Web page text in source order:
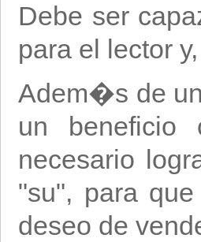
Debe ser
para el lector
Adem�s de
un beneficio
necesario
"su", para
deseo de